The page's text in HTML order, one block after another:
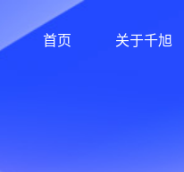
首页 关于千旭